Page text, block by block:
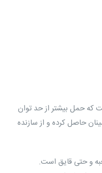
که حمل بیشتر از حد توان
حاصل کرده و از سازنده
و حتی قایق است.